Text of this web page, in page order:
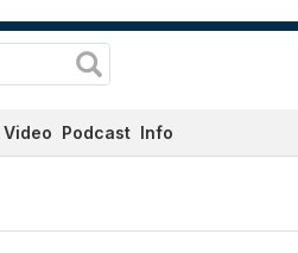
Video Podcast Info